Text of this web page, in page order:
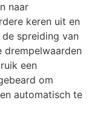
naar
keren uit en
spreiding van
drempelwaarden
een
om
automatisch te